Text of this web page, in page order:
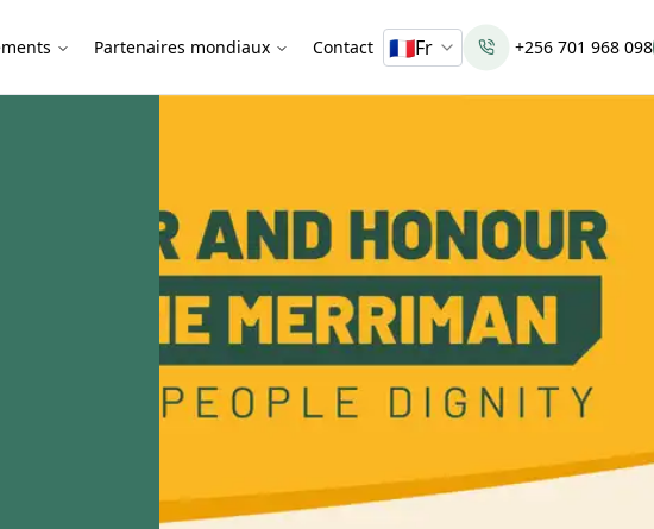
Partenaires mondiaux Contact 🇫🇷Fr +256 701 968 098